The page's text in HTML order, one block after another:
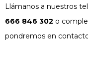
Llámanos a nuestros
666 846 302 o
pondremos en